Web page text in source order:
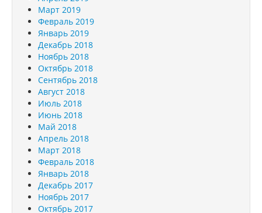
Март 2019
Февраль 2019
Январь 2019
Декабрь 2018
Ноябрь 2018
Октябрь 2018
Сентябрь 2018
Август 2018
Июль 2018
Июнь 2018
Май 2018
Апрель 2018
Март 2018
Февраль 2018
Январь 2018
Декабрь 2017
Ноябрь 2017
Октябрь 2017